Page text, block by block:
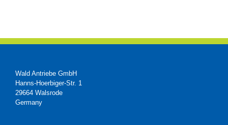
Wald Antriebe GmbH
Hanns-Hoerbiger-Str. 1
29664 Walsrode
Germany